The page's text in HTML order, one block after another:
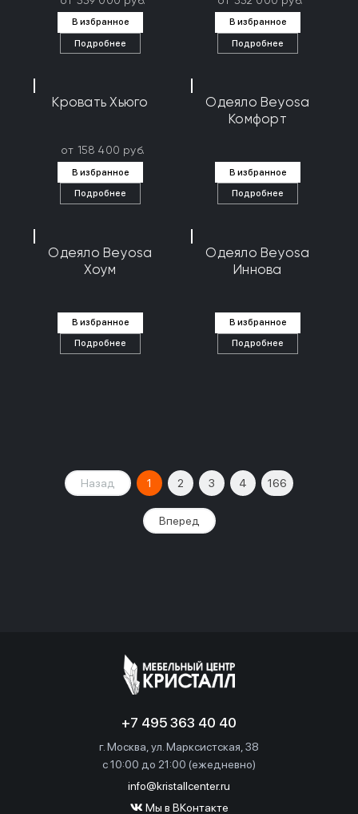
В избранное
Подробнее
В избранное
Подробнее
Кровать Хьюго
от 158 400 руб.
В избранное
Подробнее
Одеяло Beyosa
Комфорт
В избранное
Подробнее
Одеяло Beyosa
Хоум
В избранное
Подробнее
Одеяло Beyosa
Иннова
В избранное
Подробнее
Назад 1 2 3 4 166
Вперед
+7 495 363 40 40
г. Москва, ул. Марксистская, 38
c 10:00 до 21:00 (ежедневно)
info@kristallcenter.ru
Мы в ВКонтакте